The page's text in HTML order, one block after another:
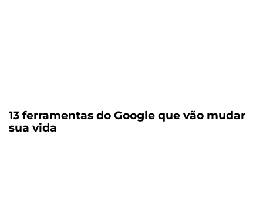
13 ferramentas do Google que vão mudar
sua vida